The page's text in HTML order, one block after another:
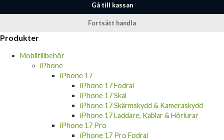
Fortsätt handla
iPhone
iPhone 17
iPhone 17 Fodral
iPhone 17 Skal
iPhone 17 Skärmskydd & Kameraskydd
iPhone 17 Laddare, Kablar & Hörlurar
iPhone 17 Pro
iPhone 17 Pro Fodral
iPhone 17 Pro Skal